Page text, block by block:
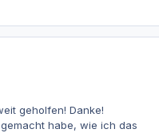
geholfen! Danke!
habe, wie ich das